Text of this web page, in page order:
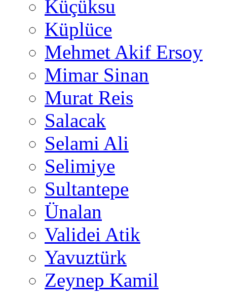
Küçüksu
Küplüce
Mehmet Akif Ersoy
Mimar Sinan
Murat Reis
Salacak
Selami Ali
Selimiye
Sultantepe
Ünalan
Validei Atik
Yavuztürk
Zeynep Kamil